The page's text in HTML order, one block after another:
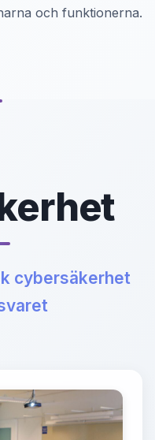
och funktionerna.
cybersäkerhet